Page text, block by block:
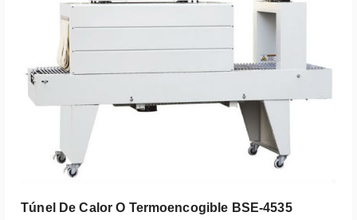
Túnel De Calor O Termoencogible BSE-4535